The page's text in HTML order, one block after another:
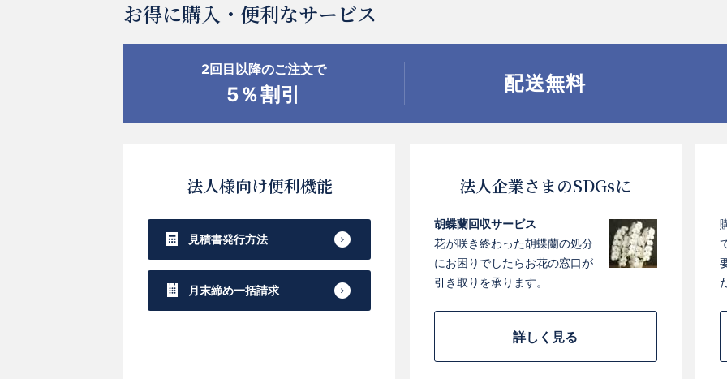
お得に購入・便利なサービス
2回目以降のご注文で
5％割引 配送無料
法人様向け便利機能
見積書発行方法
月末締め一括請求
法人企業さまのSDGsに
胡蝶蘭回収サービス
花が咲き終わった胡蝶蘭の処分
にお困りでしたらお花の窓口が
引き取りを承ります。
詳しく見る